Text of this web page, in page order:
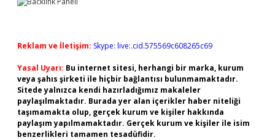
Reklam ve İletişim: Skype: live:.cid.575569c608265c69
Yasal Uyarı: Bu internet sitesi, herhangi bir marka, kurum
veya şahıs şirketi ile hiçbir bağlantısı bulunmamaktadır.
Sitede yalnızca kendi hazırladığımız makaleler
paylaşılmaktadır. Burada yer alan içerikler haber niteliği
taşımamakta olup, gerçek kurum ve kişiler hakkında
paylaşım yapılmamaktadır. Gerçek kurum ve kişiler ile isim
benzerlikleri tamamen tesadüfidir.